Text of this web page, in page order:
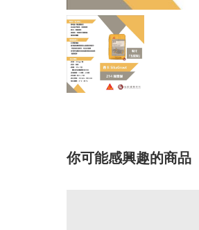
你可能感興趣的商品